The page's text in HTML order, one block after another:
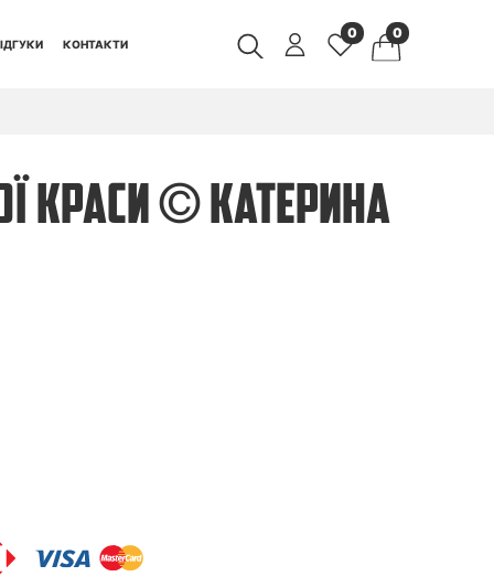
КОНТАКТИ
0 0
КРАСИ © КАТЕРИНА